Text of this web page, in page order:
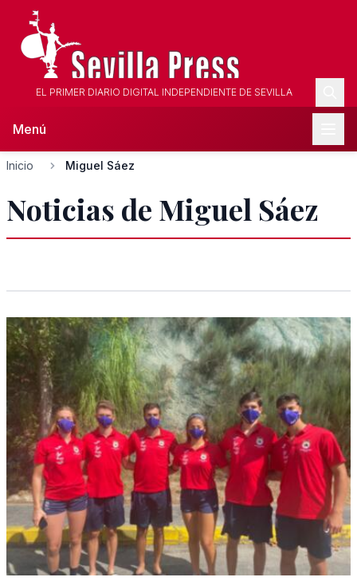
EL PRIMER DIARIO DIGITAL INDEPENDIENTE DE SEVILLA
Menú
Inicio Miguel Sáez
Noticias de Miguel Sáez